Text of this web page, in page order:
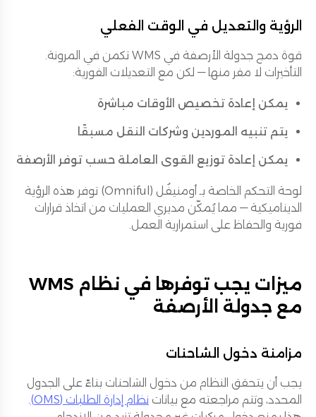
الرؤية والتعديل في الوقت الفعلي
قوة دمج جدولة الأرصفة في WMS تكمن في المرونة.
التأخيرات لا مفر منها — لكن مع التعديلات الفورية:
يمكن إعادة تخصيص الأوقات مباشرة
يتم تنبيه الموردين وشركات النقل مسبقًا
يمكن إعادة توزيع القوى العاملة حسب توفر الأرصفة
لوحة التحكم الخاصة بـ أومنيفُل (Omniful) توفر هذه الرؤية
الديناميكية — مما يُمكّن مديري العمليات من اتخاذ قرارات
فورية والحفاظ على استمرارية العمل.
ميزات يجب توفرها في نظام WMS
مع جدولة الأرصفة
مزامنة دخول الشاحنات
يجب أن يتحقق النظام من دخول الشاحنات بناءً على الجدول
المحدد، وتتم مراجعته مع بيانات نظام إدارة الطلبات (OMS)